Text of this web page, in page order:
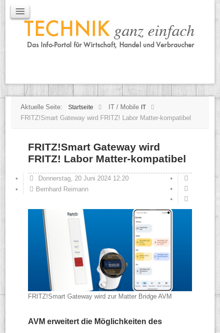
Mobile
IT
TK
Aktuelle Seite: Startseite IT / Mobile IT
FRITZ!Smart Gateway wird FRITZ! Labor Matter-kompatibel
FRITZ!Smart Gateway wird
FRITZ! Labor Matter-kompatibel
Donnerstag, 20 Juni 2024 12:20
Bernhard Reimann
FRITZ!Smart Gateway wird zur Matter Bridge AVM
AVM erweitert die Möglichkeiten des